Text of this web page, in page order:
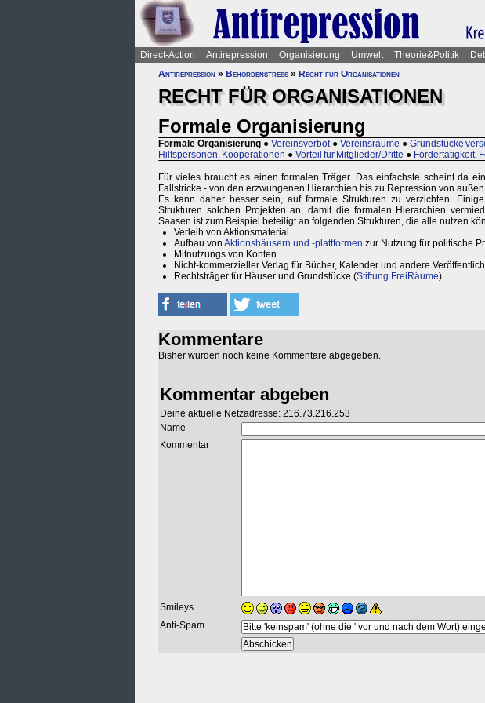
Direct-Action Antirepression Organisierung Umwelt Theorie&Politik
Antirepression » Behördenstress » Recht für Organisationen
RECHT FÜR ORGANISATIONEN
Formale Organisierung
Formale Organisierung ● Vereinsverbot ● Vereinsräume ● Grundstücke
Hilfspersonen, Kooperationen ● Vorteil für Mitglieder/Dritte ● Fördertätigkeit,
Für vieles braucht es einen formalen Träger. Das einfachste scheint da
Fallstricke - von den erzwungenen Hierarchien bis zu Repression von
Es kann daher besser sein, auf formale Strukturen zu verzichten.
Strukturen solchen Projekten an, damit die formalen Hierarchien
Saasen ist zum Beispiel beteiligt an folgenden Strukturen, die alle nutzen
Verleih von Aktionsmaterial
Aufbau von Aktionshäusern und -plattformen zur Nutzung für politische
Mitnutzungs von Konten
Nicht-kommerzieller Verlag für Bücher, Kalender und andere
Rechtsträger für Häuser und Grundstücke (Stiftung FreiRäume)
Kommentare
Bisher wurden noch keine Kommentare abgegeben.
Kommentar abgeben
Deine aktuelle Netzadresse: 216.73.216.253
Name
Kommentar
Smileys
Anti-Spam